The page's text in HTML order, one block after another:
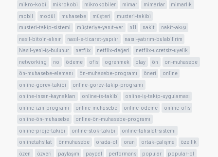
mikro-kobi mikrokobi mikrokobiler mimar mimarlar
mimarlık
mobil
modül muhasebe müşteri
musteri-takibi
musteri-takip-sistemi
müşteriye-yanıt-ver n11 nakit
nakit-akışı
nasıl-bitoin-alınır
nasıl-e-ticaret-yapılır
nasıl-yatırım-bulabilirim
Nasıl-yeni-iş-bulunur
netflix netflix-değeri
netflix-ucretsiz-uyelik
networking
no ödeme ofis ogrenmek olay ön
on-muhasebe
ön-muhasebe-elemanı
ön-muhasebe-programı öneri
online
online-gorev-takibi
online-gorev-takip-programı
online-insan-kaynakları
online-is-takibi
online-iş-takip-uygulaması
online-izin-programı
online-muhasebe online-ödeme
online-ofis
online-ön-muhasebe
online-ön-muhasebe-programı
online-proje-takibi
online-stok-takibi
online-tahsilat-sistemi
onlinetahsilat
önmuhasebe orada-ol oran ortak-çalışma
özellik
özen
özveri paylaşım paypal performans popular
popular-ol